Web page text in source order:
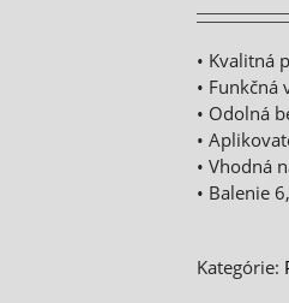
• Kvalitná
•
• Odolná
•
• Vhodná
• Balenie
Kategórie: